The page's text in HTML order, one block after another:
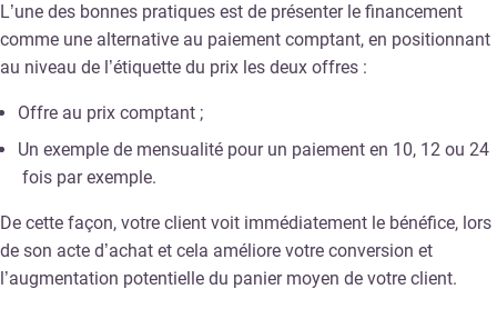
L’une des bonnes pratiques est de présenter le financement
comme une alternative au paiement comptant, en positionnant
au niveau de l’étiquette du prix les deux offres :
Offre au prix comptant ;
Un exemple de mensualité pour un paiement en 10, 12 ou 24
fois par exemple.
De cette façon, votre client voit immédiatement le bénéfice, lors
de son acte d’achat et cela améliore votre conversion et
l’augmentation potentielle du panier moyen de votre client.